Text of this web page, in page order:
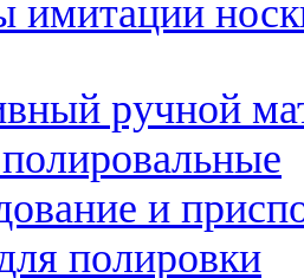
имитации
ручной
и
полировки